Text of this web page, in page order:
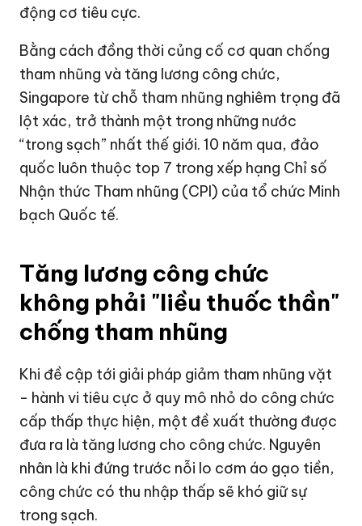
động cơ tiêu cực.
Bằng cách đồng thời củng cố cơ quan chống
tham nhũng và tăng lương công chức,
Singapore từ chỗ tham nhũng nghiêm trọng đã
lột xác, trở thành một trong những nước
“trong sạch” nhất thế giới. 10 năm qua, đảo
quốc luôn thuộc top 7 trong xếp hạng Chỉ số
Nhận thức Tham nhũng (CPI) của tổ chức Minh
bạch Quốc tế.
Tăng lương công chức
không phải "liều thuốc thần"
chống tham nhũng
Khi đề cập tới giải pháp giảm tham nhũng vặt
- hành vi tiêu cực ở quy mô nhỏ do công chức
cấp thấp thực hiện, một đề xuất thường được
đưa ra là tăng lương cho công chức. Nguyên
nhân là khi đứng trước nỗi lo cơm áo gạo tiền,
công chức có thu nhập thấp sẽ khó giữ sự
trong sạch.